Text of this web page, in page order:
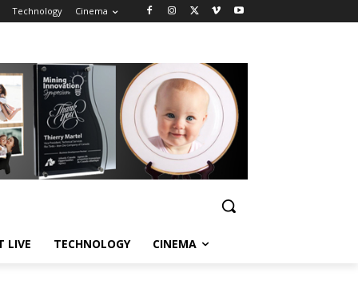
Technology Cinema
LIVE TECHNOLOGY CINEMA